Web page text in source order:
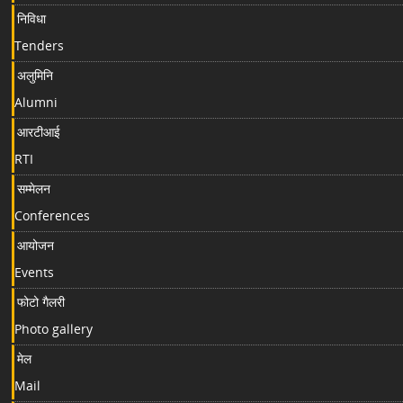
निविधा
Tenders
अलुमिनि
Alumni
आरटीआई
RTI
सम्मेलन
Conferences
आयोजन
Events
फोटो गैलरी
Photo gallery
मेल
Mail